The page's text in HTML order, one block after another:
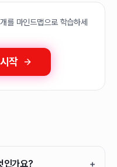
마인드맵으로 학습하세
작
인가요? +